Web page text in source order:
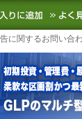
の物流ニュー
お気
に関するお問い合